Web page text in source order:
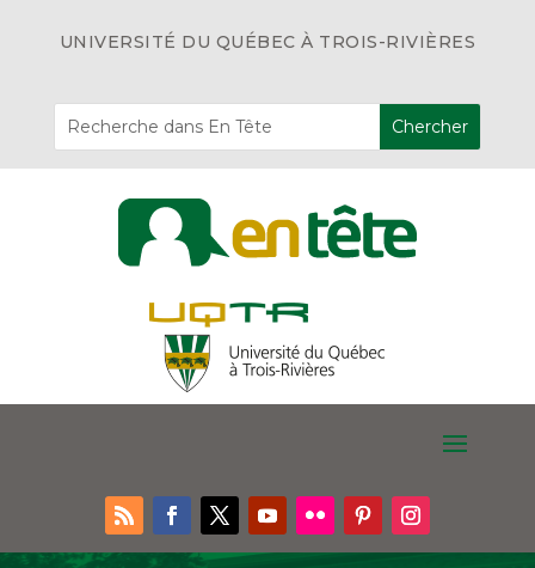
UNIVERSITÉ DU QUÉBEC À TROIS-RIVIÈRES